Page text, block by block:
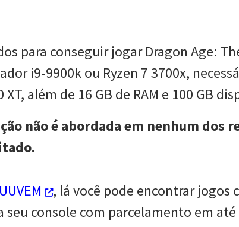
para conseguir jogar Dragon Age:
i9-9900k ou Ryzen 7 3700x,
XT, além de 16 GB de RAM e 100 GB
não é abordada em nenhum dos
, lá você pode encontrar jogos
seu console com parcelamento em